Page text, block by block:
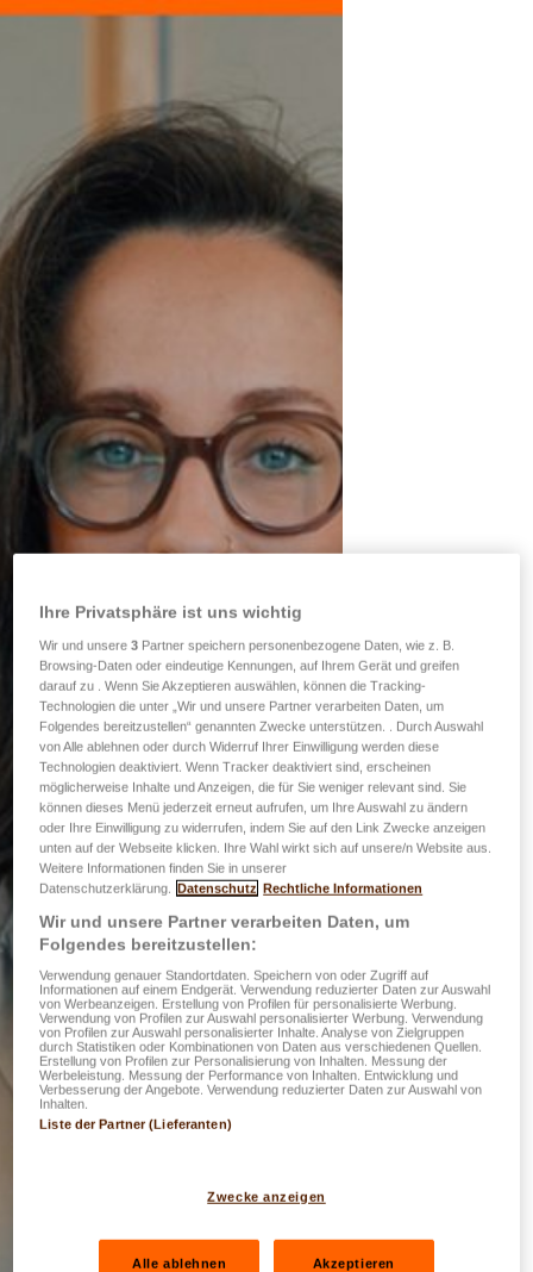
Ihre Privatsphäre ist uns wichtig
Wir und unsere3 Partner speichern personenbezogene Daten, wie z. B.
Browsing-Daten oder eindeutige Kennungen, auf Ihrem Gerät und greifen
darauf zu . Wenn Sie Akzeptieren auswählen, können die Tracking-
Technologien die unter „Wir und unsere Partner verarbeiten Daten, um
Folgendes bereitzustellen“ genannten Zwecke unterstützen. . Durch Auswahl
von Alle ablehnen oder durch Widerruf Ihrer Einwilligung werden diese
Technologien deaktiviert. Wenn Tracker deaktiviert sind, erscheinen
möglicherweise Inhalte und Anzeigen, die für Sie weniger relevant sind. Sie
können dieses Menü jederzeit erneut aufrufen, um Ihre Auswahl zu ändern
oder Ihre Einwilligung zu widerrufen, indem Sie auf den Link Zwecke anzeigen
unten auf der Webseite klicken. Ihre Wahl wirkt sich auf unsere/n Website aus.
Weitere Informationen finden Sie in unserer
Datenschutzerklärung.
Datenschutz Rechtliche Informationen
Wir und unsere Partner verarbeiten Daten, um
Folgendes bereitzustellen:
Verwendung genauer Standortdaten. Speichern von oder Zugriff auf
Informationen auf einem Endgerät. Verwendung reduzierter Daten zur Auswahl
von Werbeanzeigen. Erstellung von Profilen für personalisierte Werbung.
Verwendung von Profilen zur Auswahl personalisierter Werbung. Verwendung
von Profilen zur Auswahl personalisierter Inhalte. Analyse von Zielgruppen
durch Statistiken oder Kombinationen von Daten aus verschiedenen Quellen.
Erstellung von Profilen zur Personalisierung von Inhalten. Messung der
Werbeleistung. Messung der Performance von Inhalten. Entwicklung und
Verbesserung der Angebote. Verwendung reduzierter Daten zur Auswahl von
Inhalten.
Liste der Partner (Lieferanten)
Zwecke anzeigen
Alle ablehnen Akzeptieren